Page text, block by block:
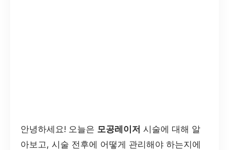
안녕하세요! 오늘은 모공레이저 시술에 대해 알
아보고, 시술 전후에 어떻게 관리해야 하는지에